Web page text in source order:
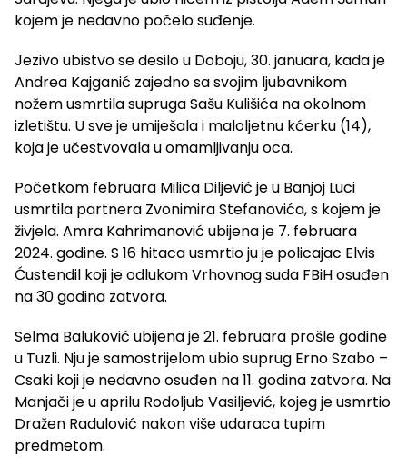
kojem je nedavno počelo suđenje.
Jezivo ubistvo se desilo u Doboju, 30. januara, kada je
Andrea Kajganić zajedno sa svojim ljubavnikom
nožem usmrtila supruga Sašu Kulišića na okolnom
izletištu. U sve je umiješala i maloljetnu kćerku (14),
koja je učestvovala u omamljivanju oca.
Početkom februara Milica Diljević je u Banjoj Luci
usmrtila partnera Zvonimira Stefanovića, s kojem je
živjela. Amra Kahrimanović ubijena je 7. februara
2024. godine. S 16 hitaca usmrtio ju je policajac Elvis
Ćustendil koji je odlukom Vrhovnog suda FBiH osuđen
na 30 godina zatvora.
Selma Baluković ubijena je 21. februara prošle godine
u Tuzli. Nju je samostrijelom ubio suprug Erno Szabo –
Csaki koji je nedavno osuđen na 11. godina zatvora. Na
Manjači je u aprilu Rodoljub Vasiljević, kojeg je usmrtio
Dražen Radulović nakon više udaraca tupim
predmetom.